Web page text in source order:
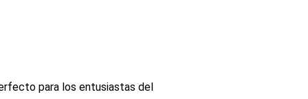
para los entusiastas del